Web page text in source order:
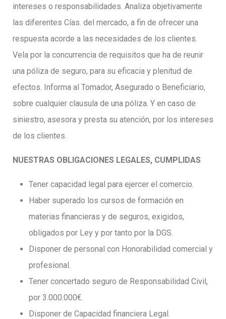
intereses o responsabilidades. Analiza objetivamente
las diferentes Cías. del mercado, a fin de ofrecer una
respuesta acorde a las necesidades de los clientes.
Vela por la concurrencia de requisitos que ha de reunir
una póliza de seguro, para su eficacia y plenitud de
efectos. Informa al Tomador, Asegurado o Beneficiario,
sobre cualquier clausula de una póliza. Y en caso de
siniestro, asesora y presta su atención, por los intereses
de los clientes.
NUESTRAS OBLIGACIONES LEGALES, CUMPLIDAS
Tener capacidad legal para ejercer el comercio.
Haber superado los cursos de formación en
materias financieras y de seguros, exigidos,
obligados por Ley y por tanto por la DGS.
Disponer de personal con Honorabilidad comercial y
profesional.
Tener concertado seguro de Responsabilidad Civil,
por 3.000.000€.
Disponer de Capacidad financiera Legal.